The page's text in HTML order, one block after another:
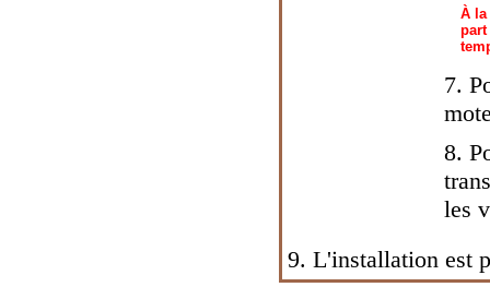
À la
part
7.
8.
les
9. L'installation est